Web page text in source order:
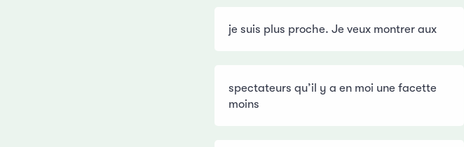
je suis plus proche. Je veux montrer aux
spectateurs qu’il y a en moi une facette
moins